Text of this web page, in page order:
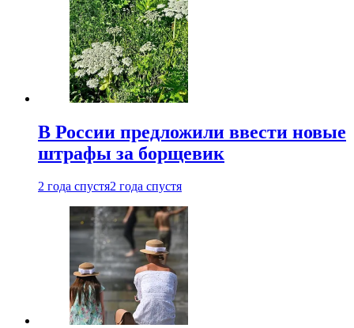
В России предложили ввести новые
штрафы за борщевик
2 года спустя2 года спустя